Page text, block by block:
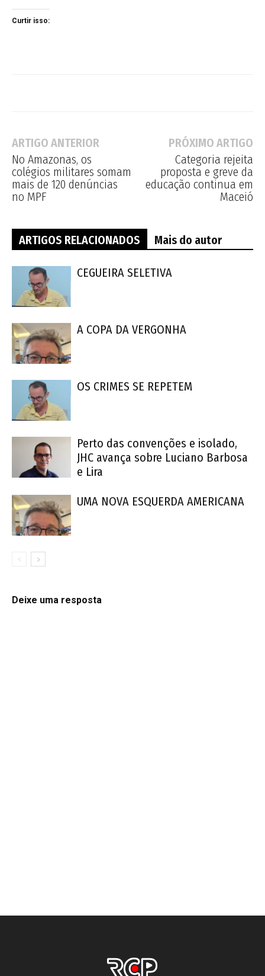
Curtir isso:
ARTIGO ANTERIOR
No Amazonas, os
colégios militares somam
mais de 120 denúncias
no MPF
PRÓXIMO ARTIGO
Categoria rejeita
proposta e greve da
educação continua em
Maceió
ARTIGOS RELACIONADOS Mais do autor
CEGUEIRA SELETIVA
A COPA DA VERGONHA
OS CRIMES SE REPETEM
Perto das convenções e isolado,
JHC avança sobre Luciano Barbosa
e Lira
UMA NOVA ESQUERDA AMERICANA
Deixe uma resposta